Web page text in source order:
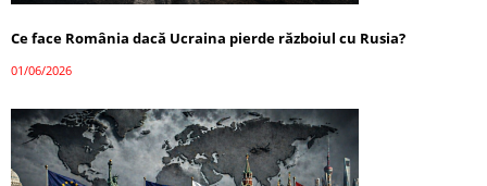
Ce face România dacă Ucraina pierde războiul cu Rusia?
01/06/2026